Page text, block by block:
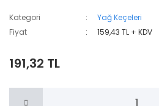
Kategori
Yağ Keçeleri
Fiyat
159,43 TL + KDV
191,32 TL